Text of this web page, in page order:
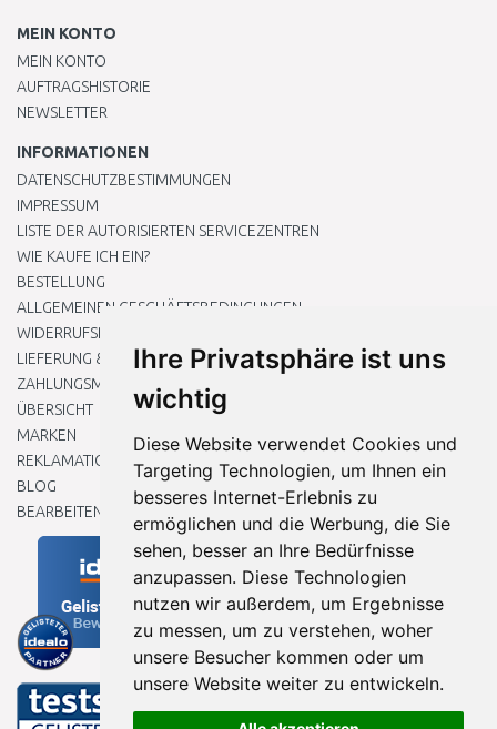
Ihre Privatsphäre ist uns
wichtig
Diese Website verwendet Cookies und
Targeting Technologien, um Ihnen ein
besseres Internet-Erlebnis zu
ermöglichen und die Werbung, die Sie
sehen, besser an Ihre Bedürfnisse
anzupassen. Diese Technologien
nutzen wir außerdem, um Ergebnisse
zu messen, um zu verstehen, woher
unsere Besucher kommen oder um
unsere Website weiter zu entwickeln.
MEIN KONTO
MEIN KONTO
AUFTRAGSHISTORIE
NEWSLETTER
INFORMATIONEN
DATENSCHUTZBESTIMMUNGEN
IMPRESSUM
LISTE DER AUTORISIERTEN SERVICEZENTREN
WIE KAUFE ICH EIN?
BESTELLUNG
ALLGEMEINEN GESCHÄFTSBEDINGUNGEN
WIDERRUFSRECHT
LIEFERUNG & ZAHLUNG
ZAHLUNGSMETHODEN
ÜBERSICHT
MARKEN
REKLAMATIONEN UND RETOUREN
BLOG
BEARBEITEN SIE MEINE COOKIE-EINSTELLUNGEN